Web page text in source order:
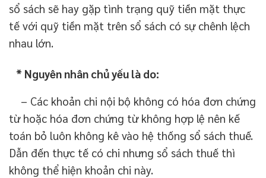
sổ sách sẽ hay gặp tình trạng quỹ tiền mặt thực
tế với quỹ tiền mặt trên sổ sách có sự chênh lệch
nhau lớn.
* Nguyên nhân chủ yếu là do:
– Các khoản chi nội bộ không có hóa đơn chứng
từ hoặc hóa đơn chứng từ không hợp lệ nên kế
toán bỏ luôn không kê vào hệ thống sổ sách thuế.
Dẫn đến thực tế có chi nhưng sổ sách thuế thì
không thể hiện khoản chi này.